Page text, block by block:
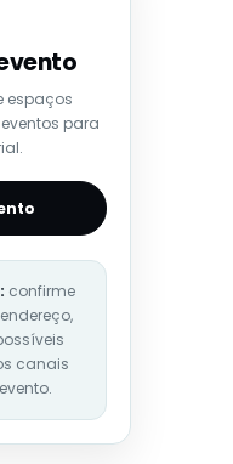
espaços
para
confirme
canais